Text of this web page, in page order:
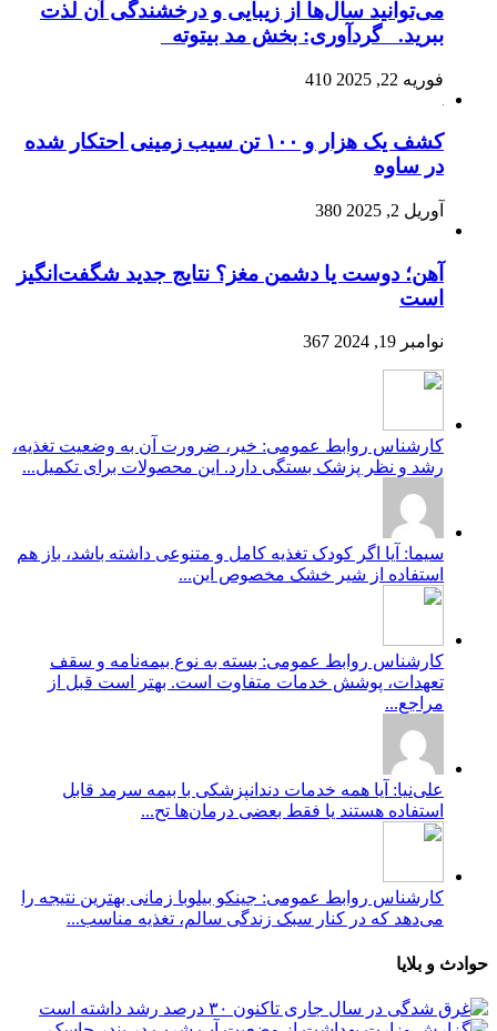
می‌توانید سال‌ها از زیبایی و درخشندگی آن لذت
ببرید. گردآوری: بخش مد بیتوته
فوریه 22, 2025 410
کشف یک هزار و ۱۰۰ تن سیب زمینی احتکار شده
در ساوه
آوریل 2, 2025 380
آهن؛ دوست یا دشمن مغز؟ نتایج جدید شگفت‌انگیز
است
نوامبر 19, 2024 367
کارشناس روابط عمومی: خیر، ضرورت آن به وضعیت تغذیه،
رشد و نظر پزشک بستگی دارد. این محصولات برای تکمیل...
سیما: آیا اگر کودک تغذیه کامل و متنوعی داشته باشد، باز هم
استفاده از شیر خشک مخصوص این...
کارشناس روابط عمومی: بسته به نوع بیمه‌نامه و سقف
تعهدات، پوشش خدمات متفاوت است. بهتر است قبل از
مراجع...
علی‌نیا: آیا همه خدمات دندانپزشکی با بیمه سرمد قابل
استفاده هستند یا فقط بعضی درمان‌ها تح...
کارشناس روابط عمومی: جینکو بیلوبا زمانی بهترین نتیجه را
می‌دهد که در کنار سبک زندگی سالم، تغذیه مناسب...
حوادث و بلایا